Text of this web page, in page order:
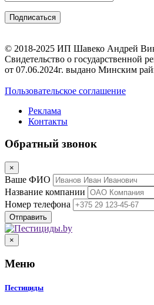
© 2018-2025 ИП Шавеко Андрей
Свидетельство о государственной
от 07.06.2024г. выдано Минским
Пользовательское соглашение
Реклама
Контакты
Обратный звонок
×
Ваше ФИО
Название компании
Номер телефона
×
Меню
Пестициды